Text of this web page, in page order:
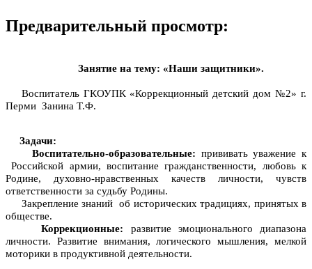
Предварительный просмотр:
Занятие на тему: «Наши защитники».
Воспитатель ГКОУПК «Коррекционный детский дом №2» г.
Перми Занина Т.Ф.
Задачи:
Воспитательно-образовательные: прививать уважение к
Российской армии, воспитание гражданственности, любовь к
Родине, духовно-нравственных качеств личности, чувств
ответственности за судьбу Родины.
Закрепление знаний об исторических традициях, принятых в
обществе.
Коррекционные: развитие эмоционального диапазона
личности. Развитие внимания, логического мышления, мелкой
моторики в продуктивной деятельности.